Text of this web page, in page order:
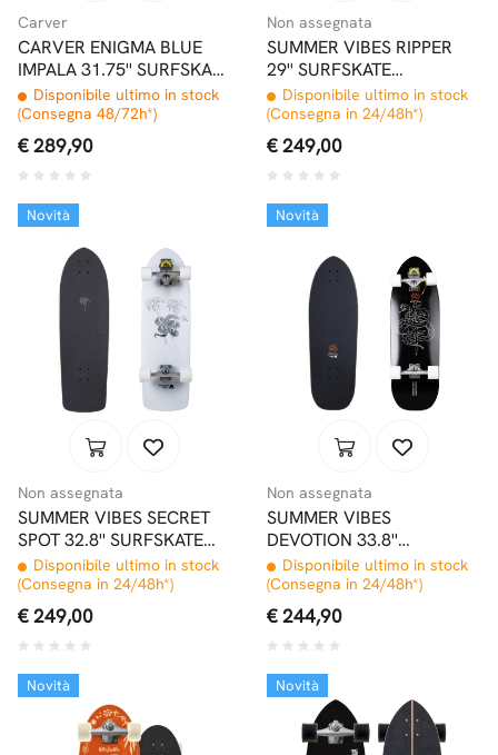
Carver
CARVER ENIGMA BLUE
IMPALA 31.75'' SURFSKATE
COMPLETO CX/C7
Disponibile ultimo in stock
(Consegna 48/72h*)
€ 289,90
Non assegnata
SUMMER VIBES RIPPER
29'' SURFSKATE
COMPLETO PWRD BY
SMOOTHSTAR
Disponibile ultimo in stock
(Consegna in 24/48h*)
€ 249,00
Novità
Non assegnata
SUMMER VIBES SECRET
SPOT 32.8'' SURFSKATE
COMPLETO PWRD BY
SMOOTHSTAR
Disponibile ultimo in stock
(Consegna in 24/48h*)
€ 249,00
Novità
Non assegnata
SUMMER VIBES
DEVOTION 33.8''
SURFSKATE COMPLETO
PWRD BY SMOOTHSTAR
Disponibile ultimo in stock
(Consegna in 24/48h*)
€ 244,90
Novità Novità